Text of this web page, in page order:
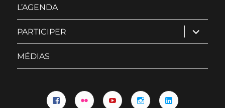
L’AGENDA
PARTICIPER ouvrir
le
sous-
MÉDIAS